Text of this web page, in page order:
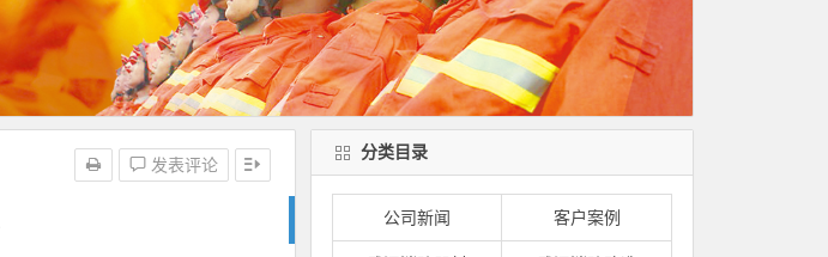
发表评论
分类目录
公司新闻 客户案例